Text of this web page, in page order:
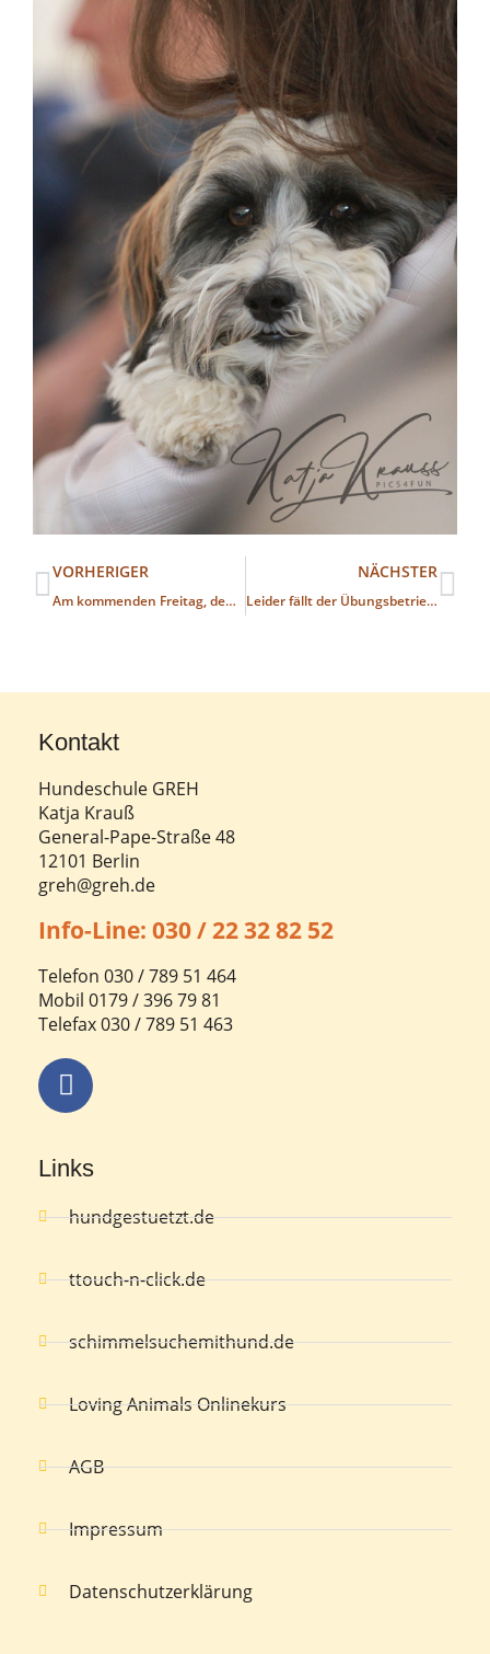
VORHERIGER
Am kommenden Freitag, dem 08.09., fällt der Übungsbetrieb aus.
NÄCHSTER
Leider fällt der Übungsbetrieb heute aus
Kontakt
Hundeschule GREH
Katja Krauß
General-Pape-Straße 48
12101 Berlin
greh@greh.de
Info-Line: 030 / 22 32 82 52
Telefon 030 / 789 51 464
Mobil 0179 / 396 79 81
Telefax 030 / 789 51 463
Links
hundgestuetzt.de
ttouch-n-click.de
schimmelsuchemithund.de
Loving Animals Onlinekurs
AGB
Impressum
Datenschutzerklärung